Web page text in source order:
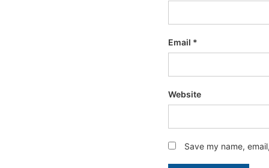
Email *
Website
Save my name,